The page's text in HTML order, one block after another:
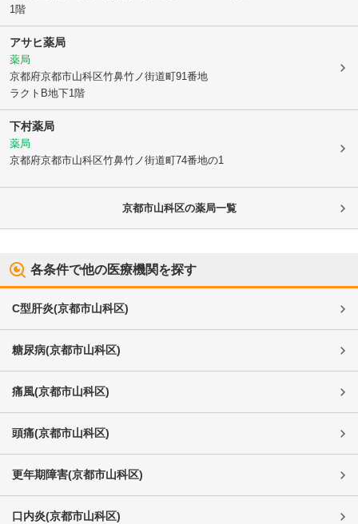
1階
アサヒ薬局
薬局
京都府京都市山科区竹鼻竹ノ街道町91番地
ラクトB地下1階
下村薬局
薬局
京都府京都市山科区竹鼻竹ノ街道町74番地の1
京都市山科区の薬局一覧
各条件で他の医療機関を探す
C型肝炎(京都市山科区)
糖尿病(京都市山科区)
痛風(京都市山科区)
頭痛(京都市山科区)
更年期障害(京都市山科区)
口内炎(京都市山科区)